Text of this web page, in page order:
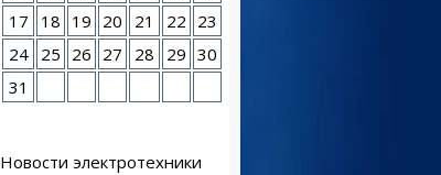
17
18 19 20 21 22 23
24
25 26 27 28 29 30
31
Новости электротехники